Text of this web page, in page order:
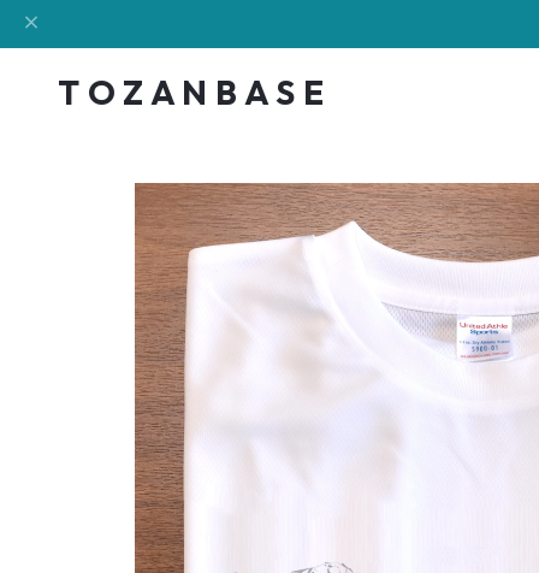
T O Z A N B A S E